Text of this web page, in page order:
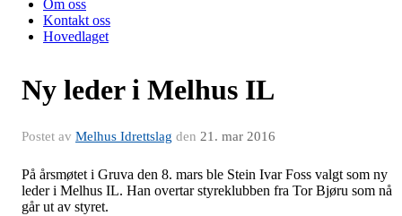
Om oss
Kontakt oss
Hovedlaget
Ny leder i Melhus IL
Postet av Melhus Idrettslag den 21. mar 2016
På årsmøtet i Gruva den 8. mars ble Stein Ivar Foss valgt som ny
leder i Melhus IL. Han overtar styreklubben fra Tor Bjøru som nå
går ut av styret.